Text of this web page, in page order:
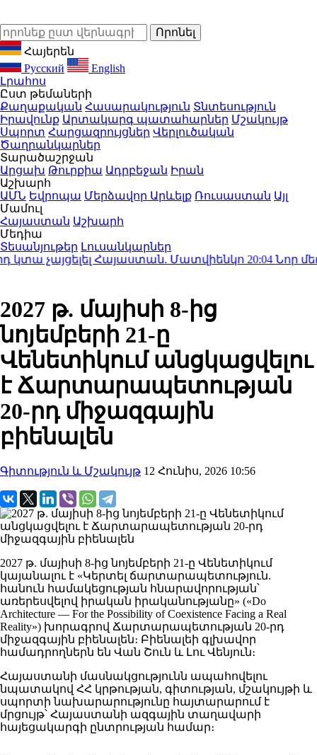
Հայերեն
Русский
English
Լրահոս
Ըստ թեմաների
Քաղաքական Հասարակություն Տնտեսություն
Իրավունք Արտակարգ պատահարներ Մշակույթ
Սպորտ Հարցազրույցներ Վերլուծական
Ծաղրանկարներ
Տարածաշրջան
Արցախ Թուրքիա Ադրբեջան Իրան
Աշխարհ
ԱՄՆ Եվրոպա Մերձավոր Արևելք Ռուսաստան Այլ
Մամուլ
Հայաստան Աշխարհ
Մեդիա
Տեսանյութեր Լուսանկարներ
չայցելել Հայաստան. Մատվիենկո20:04 Նոր
2027 թ. մայիսի 8-ից
նոյեմբերի 21-ը
Վենետիկում անցկացվելու
է Ճարտարապետության
20-րդ միջազգային
բիենալեն
Գիտություն և Մշակույթ 12 Հունիս, 2026 10:56
2027 թ. մայիսի 8-ից նոյեմբերի 21-ը Վենետիկում
կայանալու է «Կերտել ճարտարապետություն.
հանուն համակեցության հնարավորության՝
առերեսվելով իրական իրականությանը» («Do
Architecture — For the Possibility of Coexistence Facing a Real
Reality») խորագրով Ճարտարապետության 20-րդ
միջազգային բիենալեն։ Բիենալեի գլխավոր
համադրողներն են Վան Շուն և Լու Վենյուն։
Հայաստանի մասնակցությունն ապահովելու
նպատակով ՀՀ կրթության, գիտության, մշակույթի և
սպորտի նախարարությունը հայտարարում է
մրցույթ՝ Հայաստանի ազգային տաղավարի
հայեցակարգի ընտրության համար։